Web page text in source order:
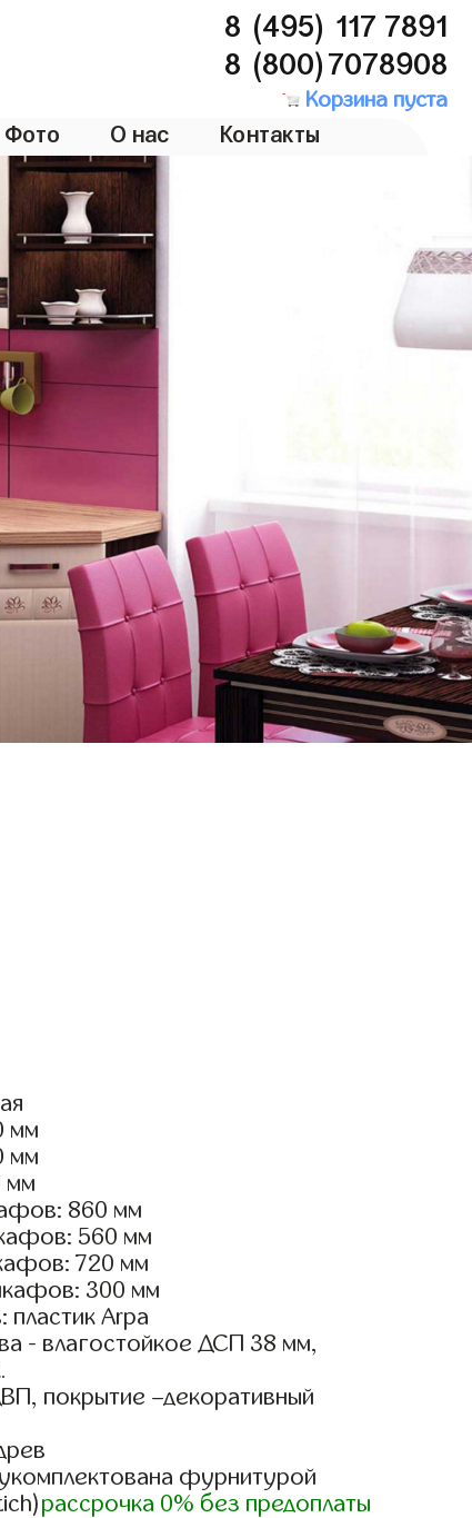
8 (495) 117 7891
8 (800)7078908
Корзина пуста
Фото О нас Контакты
мм
мм
мм
860 мм
560 мм
720 мм
300 мм
Arpa
- влагостойкое ДСП 38 мм,
покрытие –декоративный
фурнитурой
рассрочка 0% без предоплаты